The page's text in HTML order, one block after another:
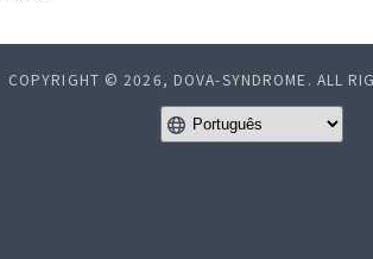
COPYRIGHT © 2026, DOVA-SYNDROME. ALL